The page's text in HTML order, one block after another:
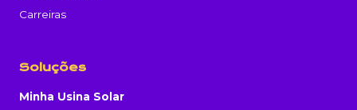
Carreiras
Soluções
Minha Usina Solar